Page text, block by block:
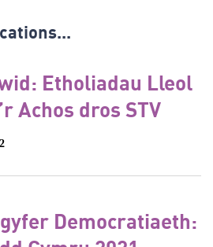
Etholiadau Lleol
Achos dros STV
Democratiaeth: